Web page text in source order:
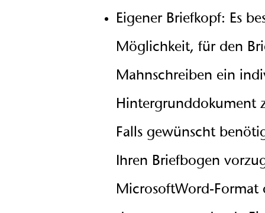
Eigener Briefkopf: Es
Möglichkeit, für den
Mahnschreiben ein
Hintergrunddokument
Falls gewünscht
Ihren Briefbogen
MicrosoftWord-Format